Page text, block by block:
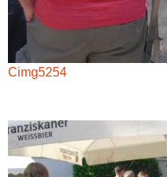
Cimg5254